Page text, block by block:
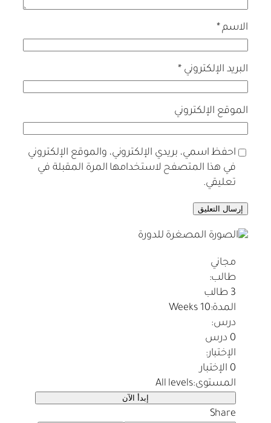
الاسم*
البريد الإلكتروني*
الموقع الإلكتروني
احفظ اسمي، بريدي الإلكتروني، والموقع الإلكتروني
في هذا المتصفح لاستخدامها المرة المقبلة في
تعليقي.
مجاني
طالب:
3 طالب
المدة:10 Weeks
درس:
0 درس
الإختبار:
0 الإختبار
المستوى:All levels
إبدأ الآن
Share